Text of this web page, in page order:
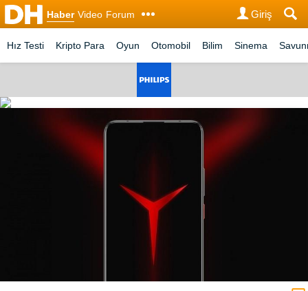
Haber Video Forum Giriş
Hız Testi Kripto Para Oyun Otomobil Bilim Sinema